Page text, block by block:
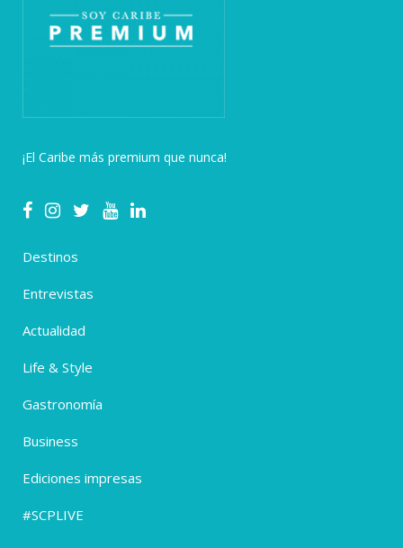
¡El Caribe más premium que nunca!
Destinos
Entrevistas
Actualidad
Life & Style
Gastronomía
Business
Ediciones impresas
#SCPLIVE